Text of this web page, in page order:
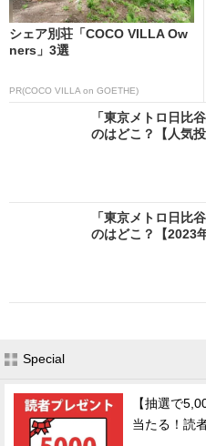
シェア別荘「COCO VILLA Ow
ners」3選
PR(COCO VILLA on GOETHE)
「東京メトロ日比
のはどこ？【人気投
「東京メトロ日比
のはどこ？【2023
Special
【抽選で
当たる！読